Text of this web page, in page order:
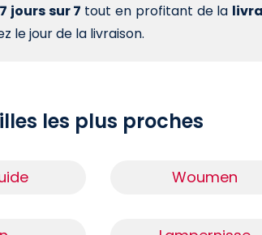
jours sur 7 tout en profitant de la
le jour de la livraison.
les plus proches
Woumen